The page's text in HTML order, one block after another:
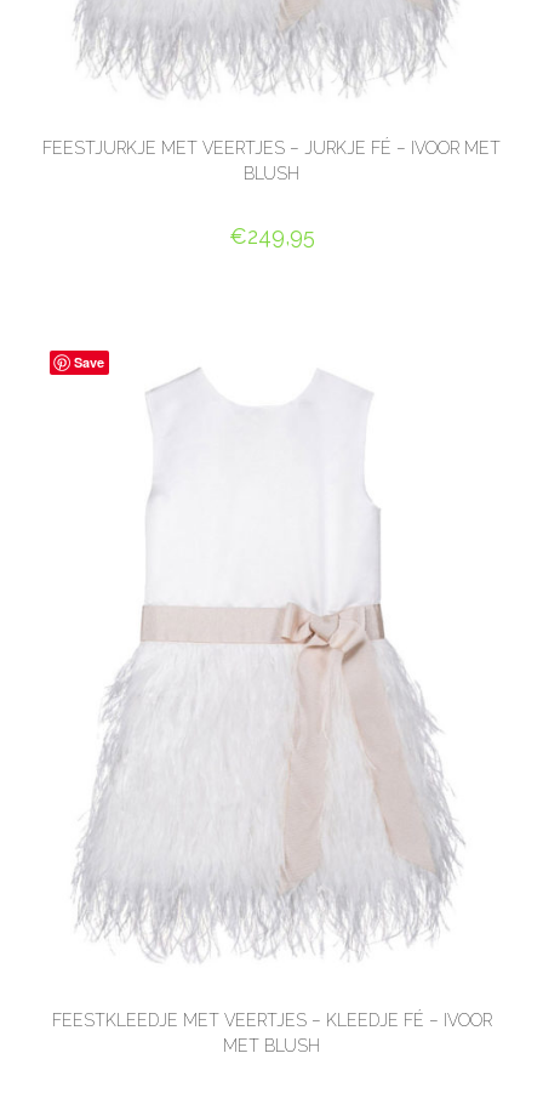
FEESTJURKJE MET VEERTJES – JURKJE FÉ – IVOOR MET
BLUSH
€249,95
Save
FEESTKLEEDJE MET VEERTJES – KLEEDJE FÉ – IVOOR
MET BLUSH